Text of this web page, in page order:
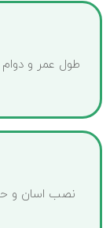
طول عمر و
نصب اسان و